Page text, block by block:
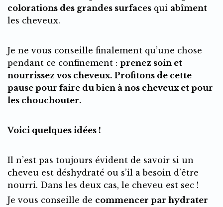
colorations des grandes surfaces qui abîment
les cheveux.
Je ne vous conseille finalement qu’une chose
pendant ce confinement : prenez soin et
nourrissez vos cheveux. Profitons de cette
pause pour faire du bien à nos cheveux et pour
les chouchouter.
Voici quelques idées !
Il n’est pas toujours évident de savoir si un
cheveu est déshydraté ou s’il a besoin d’être
nourri. Dans les deux cas, le cheveu est sec !
Je vous conseille de commencer par hydrater